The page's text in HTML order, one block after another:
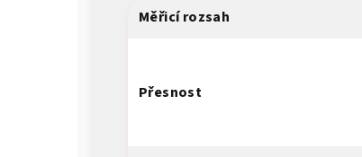
Měřicí rozsah
Přesnost